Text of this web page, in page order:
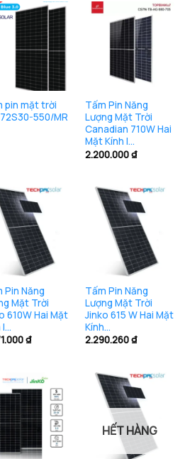
pin mặt trời
550/MR
Tấm Pin Năng
Lượng Mặt Trời
Canadian 710W Hai
Mặt Kính |…
2.200.000₫
Pin Năng
Mặt Trời
610W Hai Mặt
|…
₫
Tấm Pin Năng
Lượng Mặt Trời
Jinko 615 W Hai Mặt
Kính…
2.290.260₫
HẾT HÀNG